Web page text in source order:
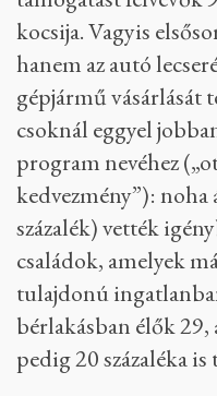
kocsija. Vagyis
hanem az autó
gépjármű vásárlását
csoknál eggyel
program nevéhez
kedvezmény”):
százalék) vették
családok, amelyek
tulajdonú
bérlakásban élők
pedig 20 százaléka